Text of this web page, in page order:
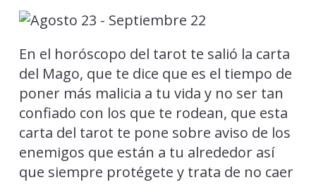
En el horóscopo del tarot te salió la carta
del Mago, que te dice que es el tiempo de
poner más malicia a tu vida y no ser tan
confiado con los que te rodean, que esta
carta del tarot te pone sobre aviso de los
enemigos que están a tu alrededor así
que siempre protégete y trata de no caer